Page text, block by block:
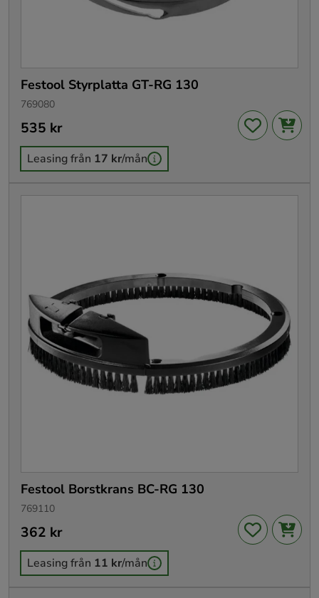
Festool Styrplatta GT-RG 130
769080
Pris: 535 kr
535 kr
Leasing från 17 kr/mån
Festool Borstkrans BC-RG 130
769110
Pris: 362 kr
362 kr
Leasing från 11 kr/mån